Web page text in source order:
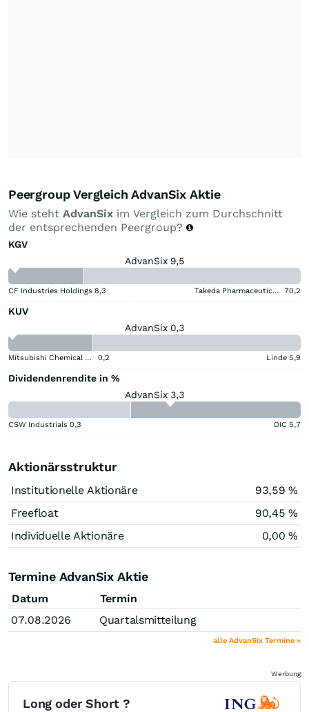
Peergroup Vergleich AdvanSix Aktie
Wie steht AdvanSix im Vergleich zum Durchschnitt
der entsprechenden Peergroup?
KGV
AdvanSix 9,5
CF Industries Holdings 8,3 Takeda Pharmaceutical Aktie 70,2
KUV
AdvanSix 0,3
Mitsubishi Chemical Group Corporation 0,2 Linde 5,9
Dividendenrendite in %
AdvanSix 3,3
CSW Industrials 0,3 DIC 5,7
Aktionärsstruktur
Institutionelle Aktionäre
93,59 %
Freefloat
90,45 %
Individuelle Aktionäre
0,00 %
Termine AdvanSix Aktie
Datum
Termin
07.08.2026
Quartalsmitteilung
alle AdvanSix Termine »
Werbung
Long oder Short ?